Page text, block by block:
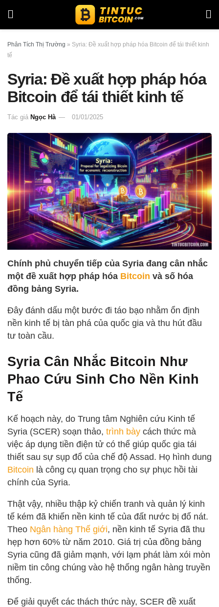
Phân Tích Thị Trường » Syria: Đề xuất hợp pháp hóa Bitcoin để tái thiết kinh
tế
Syria: Đề xuất hợp pháp hóa
Bitcoin để tái thiết kinh tế
Tác giả Ngọc Hà 01/01/2025
Chính phủ chuyển tiếp của Syria đang cân nhắc
một đề xuất hợp pháp hóa Bitcoin và số hóa
đồng bảng Syria.
Đây đánh dấu một bước đi táo bạo nhằm ổn định
nền kinh tế bị tàn phá của quốc gia và thu hút đầu
tư toàn cầu.
Syria Cân Nhắc Bitcoin Như
Phao Cứu Sinh Cho Nền Kinh
Tế
Kế hoạch này, do Trung tâm Nghiên cứu Kinh tế
Syria (SCER) soạn thảo, trình bày cách thức mà
việc áp dụng tiền điện tử có thể giúp quốc gia tái
thiết sau sự sụp đổ của chế độ Assad. Họ hình dung
Bitcoin là công cụ quan trọng cho sự phục hồi tài
chính của Syria.
Thật vậy, nhiều thập kỷ chiến tranh và quản lý kinh
tế kém đã khiến nền kinh tế của đất nước bị đổ nát.
Theo Ngân hàng Thế giới, nền kinh tế Syria đã thu
hẹp hơn 60% từ năm 2010. Giá trị của đồng bảng
Syria cũng đã giảm mạnh, với lạm phát làm xói mòn
niềm tin công chúng vào hệ thống ngân hàng truyền
thống.
Để giải quyết các thách thức này, SCER đề xuất